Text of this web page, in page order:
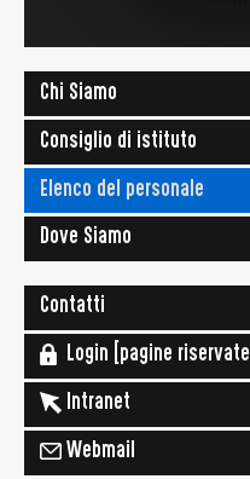
Chi Siamo
Consiglio di istituto
Elenco del personale
Dove Siamo
Contatti
Login [pagine riservate]
Intranet
Webmail